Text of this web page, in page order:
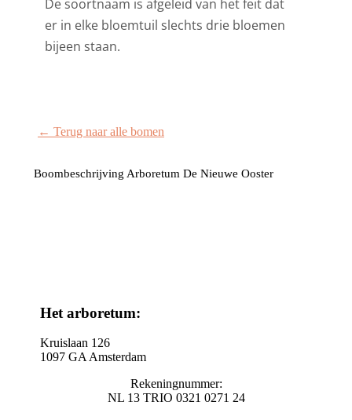
De soortnaam is afgeleid van het feit dat
er in elke bloemtuil slechts drie bloemen
bijeen staan.
← Terug naar alle bomen
Boombeschrijving Arboretum De Nieuwe Ooster
Het arboretum:
Kruislaan 126
1097 GA Amsterdam
Rekeningnummer:
NL 13 TRIO 0321 0271 24